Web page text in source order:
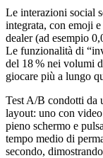
Le interazioni social
integrata, con emoji
dealer (ad esempio
Le funzionalità di
del 18 % nei volumi
giocare più a lungo
Test A/B condotti da
layout: uno con
pieno schermo e
tempo medio di
secondo,